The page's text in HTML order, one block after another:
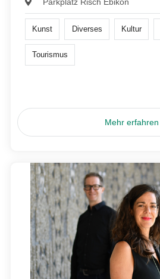
Kunst Diverses Kultur
Tourismus
Mehr erfahren